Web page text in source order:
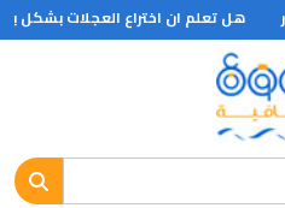
هل تعلم ان اختراع العجلات بشكل